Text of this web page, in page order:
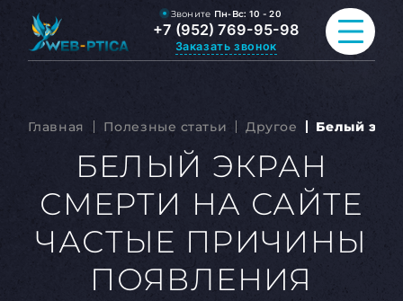
Звоните Пн-Вс: 10 - 20
+7 (952) 769-95-98
Заказать звонок
РАЗРАБОТКА САЙТА
ВСЕ УСЛУГИ
ПОРТФОЛИО
ОБО МНЕ
Главная Полезные статьи Другое Белый
БЕЛЫЙ ЭКРАН
СМЕРТИ НА САЙТЕ
ЧАСТЫЕ ПРИЧИНЫ
ПОЯВЛЕНИЯ